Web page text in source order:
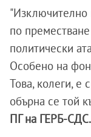
"Изключително
по
политически
Особено на
Това, колеги, е
обърна се той
ПГ на ГЕРБ-СДС.